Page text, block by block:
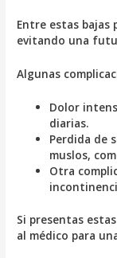
Entre estas bajas
evitando una
Algunas
Dolor
diarias.
Perdida de
muslos,
Otra
Si presentas
al médico para